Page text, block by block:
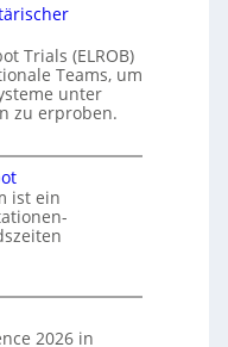
Trials (ELROB)
Teams, um
unter
zu erproben.
ist ein
2026 in